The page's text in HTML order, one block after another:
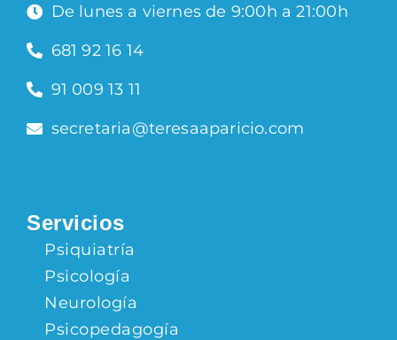
De lunes a viernes de 9:00h a 21:00h
681 92 16 14
91 009 13 11
secretaria@teresaaparicio.com
Servicios
Psiquiatría
Psicología
Neurología
Psicopedagogía